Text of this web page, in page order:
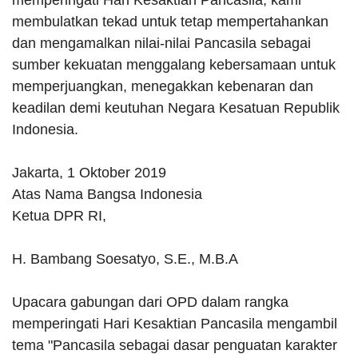
membulatkan tekad untuk tetap mempertahankan
dan mengamalkan nilai-nilai Pancasila sebagai
sumber kekuatan menggalang kebersamaan untuk
memperjuangkan, menegakkan kebenaran dan
keadilan demi keutuhan Negara Kesatuan Republik
Indonesia.
Jakarta, 1 Oktober 2019
Atas Nama Bangsa Indonesia
Ketua DPR RI,
H. Bambang Soesatyo, S.E., M.B.A
Upacara gabungan dari OPD dalam rangka
memperingati Hari Kesaktian Pancasila mengambil
tema "Pancasila sebagai dasar penguatan karakter